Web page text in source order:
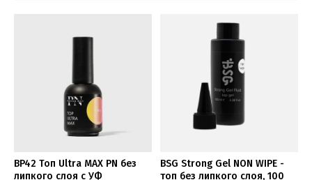
Цена - возрастание
Название - А-Я
BP42 Топ Ultra MAX PN без
липкого слоя с УФ
BSG Strong Gel NON WIPE -
топ без липкого слоя, 100